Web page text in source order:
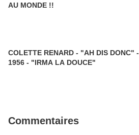
AU MONDE !!
COLETTE RENARD - "AH DIS DONC" -
1956 - "IRMA LA DOUCE"
Commentaires